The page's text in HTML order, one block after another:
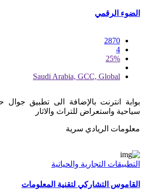
الضوء الرقمي
2870
4
25%
Saudi Arabia, GCC, Global
بوابة انترنت بالإضافة الى تطبيق
سياحية واستعراض للتراث والاثار
معلومات الريادي سرية
التطبيقات التجارية والحياتية
القاموس التشاركي لتقنية المعلومات